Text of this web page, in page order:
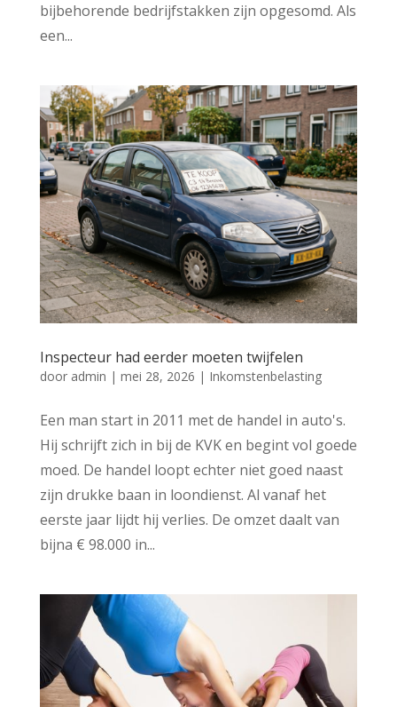
bijbehorende bedrijfstakken zijn opgesomd. Als
een...
Inspecteur had eerder moeten twijfelen
door admin | mei 28, 2026 | Inkomstenbelasting
Een man start in 2011 met de handel in auto's.
Hij schrijft zich in bij de KVK en begint vol goede
moed. De handel loopt echter niet goed naast
zijn drukke baan in loondienst. Al vanaf het
eerste jaar lijdt hij verlies. De omzet daalt van
bijna € 98.000 in...